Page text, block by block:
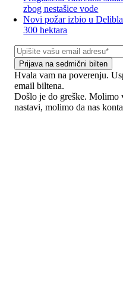
zbog nestašice vode
Novi požar izbio u
300 hektara
Prijava na sedmični bilten
Hvala vam na poverenju.
email biltena.
Došlo je do greške. Molimo
nastavi, molimo da nas